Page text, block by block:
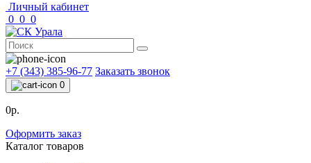
Личный кабинет
0 0 0
+7 (343) 385-96-77 Заказать звонок
0
0р.
Оформить заказ
Каталог товаров